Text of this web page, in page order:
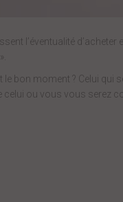
l’éventualité d’acheter
le bon moment ? Celui
celui ou vous vous serez